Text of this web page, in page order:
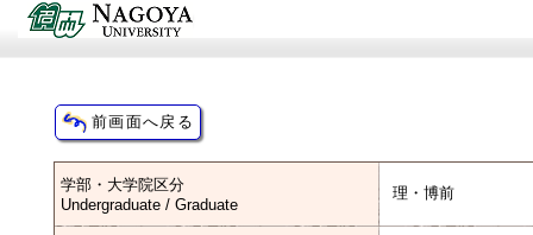
学部・大学院区分
Undergraduate / Graduate
理・博前